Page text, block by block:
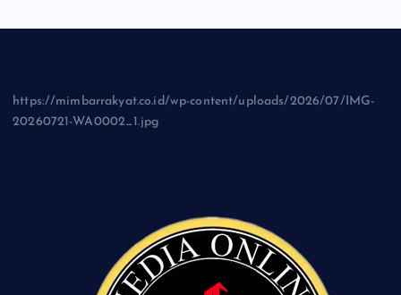
https://mimbarrakyat.co.id/wp-content/uploads/2026/07/IMG-
20260721-WA0002_1.jpg